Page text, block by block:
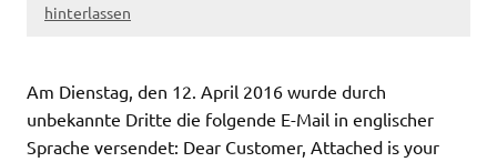
hinterlassen
Am Dienstag, den 12. April 2016 wurde durch
unbekannte Dritte die folgende E-Mail in englischer
Sprache versendet: Dear Customer, Attached is your